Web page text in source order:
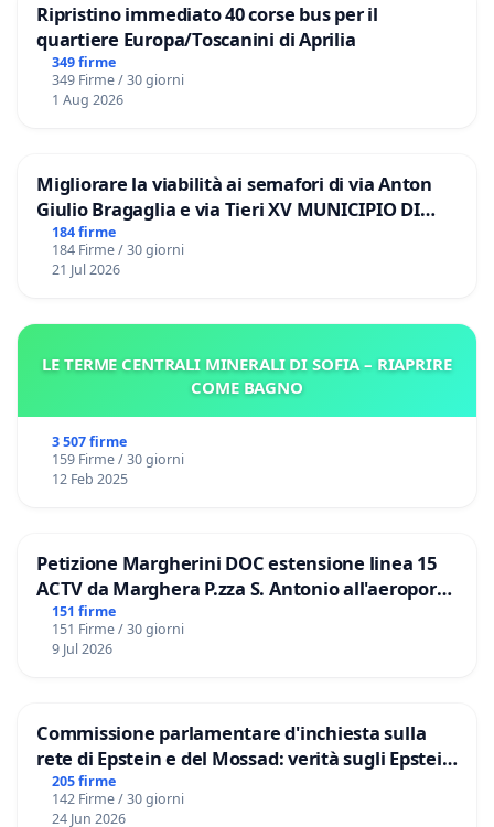
Ripristino immediato 40 corse bus per il
quartiere Europa/Toscanini di Aprilia
349 firme
349 Firme / 30 giorni
1 Aug 2026
Migliorare la viabilità ai semafori di via Anton
Giulio Bragaglia e via Tieri XV MUNICIPIO DI
ROMA
184 firme
184 Firme / 30 giorni
21 Jul 2026
LE TERME CENTRALI MINERALI DI SOFIA – RIAPRIRE
COME BAGNO
3 507 firme
159 Firme / 30 giorni
12 Feb 2025
Petizione Margherini DOC estensione linea 15
ACTV da Marghera P.zza S. Antonio all'aeroporto
Marco Polo tariffa a € 1,50
151 firme
151 Firme / 30 giorni
9 Jul 2026
Commissione parlamentare d'inchiesta sulla
rete di Epstein e del Mossad: verità sugli Epstein
Files
205 firme
142 Firme / 30 giorni
24 Jun 2026